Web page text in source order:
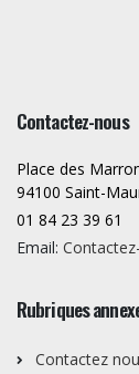
Contactez-nous
Place des
94100 Saint-
01 84 23 39 61
Email:
Rubriques
Contactez